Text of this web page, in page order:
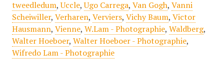
tweedledum,Uccle,Ugo Carrega, Van Gogh, Vanni
Scheiwiller, Verharen, Verviers, Vichy Baum, Victor
Hausmann, Vienne, W.Lam - Photographie, Waldberg,
Walter Hoeboer, Walter Hoeboer - Photographie,
Wifredo Lam - Photographie